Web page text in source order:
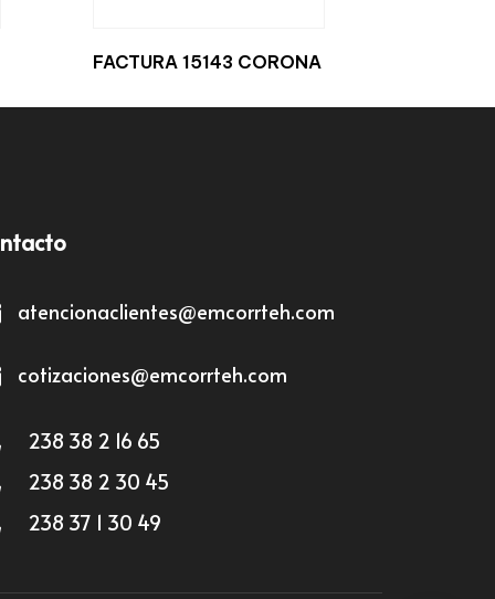
FACTURA 15143 CORONA
atencionaclientes@emcorrteh.com
cotizaciones@emcorrteh.com
238 38 2 16 65
238 38 2 30 45
238 37 1 30 49